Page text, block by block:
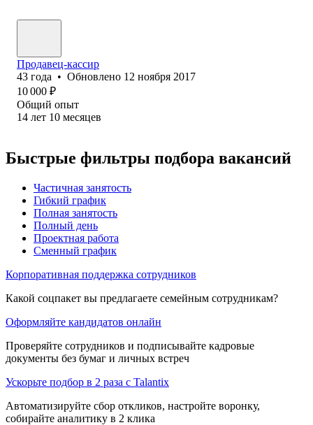
Продавец-кассир
43 года • Обновлено 12 ноября 2017
10 000 ₽
Общий опыт
14 лет 10 месяцев
Быстрые фильтры подбора вакансий
Частичная занятость
Гибкий график
Полная занятость
Полный день
Проектная работа
Сменный график
Корпоративная поддержка сотрудников
Какой соцпакет вы предлагаете семейным сотрудникам?
Оформляйте кандидатов онлайн
Проверяйте сотрудников и подписывайте кадровые
документы без бумаг и личных встреч
Ускорьте подбор в 2 раза с Talantix
Автоматизируйте сбор откликов, настройте воронку,
собирайте аналитику в 2 клика